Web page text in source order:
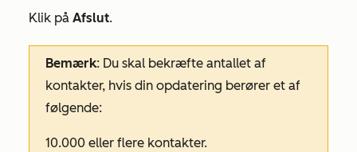
Klik på Afslut.
Bemærk: Du skal bekræfte antallet af
kontakter, hvis din opdatering berører et af
følgende:
10.000 eller flere kontakter.